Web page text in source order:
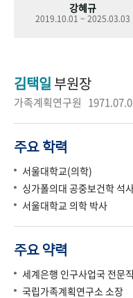
강혜규
2019.10.01 ~ 2025.03.03
김택일 부원장
가족계획연구원
주요 학력
서울대학교(의학)
싱가폴의대 공중보건학 석
서울대학교 의학 박사
주요 약력
세계은행 인구사업국 전문직
국립가족계획연구소 소장